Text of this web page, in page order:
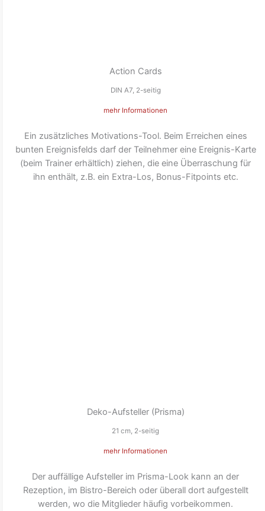
Action Cards
DIN A7, 2-seitig
mehr Informationen
Ein zusätzliches Motivations-Tool. Beim Erreichen eines
bunten Ereignisfelds darf der Teilnehmer eine Ereignis-Karte
(beim Trainer erhältlich) ziehen, die eine Überraschung für
ihn enthält, z.B. ein Extra-Los, Bonus-Fitpoints etc.
Deko-Aufsteller (Prisma)
21 cm, 2-seitig
mehr Informationen
Der auffällige Aufsteller im Prisma-Look kann an der
Rezeption, im Bistro-Bereich oder überall dort aufgestellt
werden, wo die Mitglieder häufig vorbeikommen.